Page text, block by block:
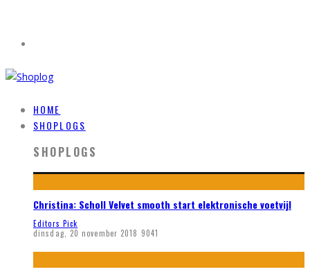
HOME
SHOPLOGS
SHOPLOGS
Christina: Scholl Velvet smooth start elektronische voetvijl
Editors Pick
dinsdag, 20 november 2018 9041